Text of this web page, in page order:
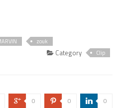
zouk
Category Clip
c 0 d 0 j 0